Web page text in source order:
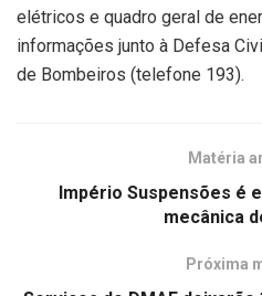
elétricos e quadro geral de
informações junto à Defesa
de Bombeiros (telefone 193).
Matéria
Império Suspensões é
mecânica
Próxima